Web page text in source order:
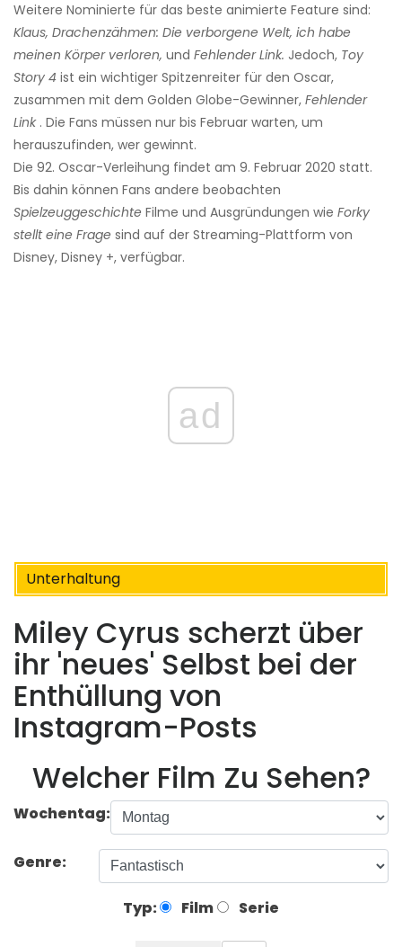
Weitere Nominierte für das beste animierte Feature sind:
Klaus, Drachenzähmen: Die verborgene Welt, ich habe
meinen Körper verloren, und Fehlender Link. Jedoch, Toy
Story 4 ist ein wichtiger Spitzenreiter für den Oscar,
zusammen mit dem Golden Globe-Gewinner, Fehlender
Link. Die Fans müssen nur bis Februar warten, um
herauszufinden, wer gewinnt.
Die 92. Oscar-Verleihung findet am 9. Februar 2020 statt.
Bis dahin können Fans andere beobachten
Spielzeuggeschichte Filme und Ausgründungen wie Forky
stellt eine Frage sind auf der Streaming-Plattform von
Disney, Disney +, verfügbar.
ad
Unterhaltung
Miley Cyrus scherzt über
ihr 'neues' Selbst bei der
Enthüllung von
Instagram-Posts
Welcher Film Zu Sehen?
Wochentag:
Genre:
Typ: Film Serie